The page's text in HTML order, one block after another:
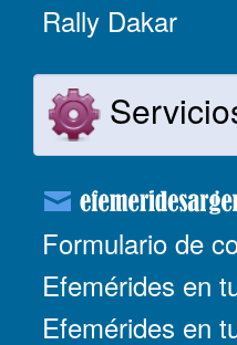
Rally Dakar
Formulario de
Efemérides en
Efemérides en